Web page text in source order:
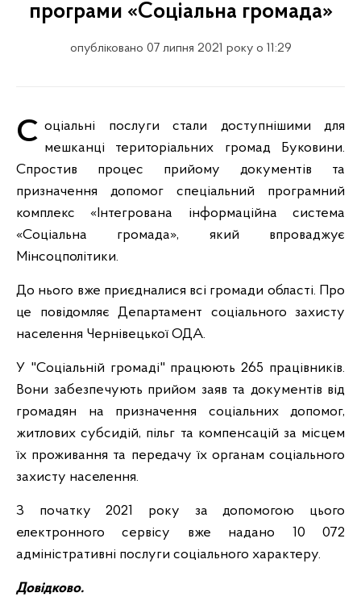
програми «Соціальна громада»
опубліковано 07 липня 2021 року о 11:29
Соціальні послуги стали доступнішими для мешканці територіальних громад Буковини.
Спростив процес прийому документів та
призначення допомог спеціальний програмний
комплекс «Інтегрована інформаційна система
«Соціальна громада», який впроваджує
Мінсоцполітики.
До нього вже приєдналися всі громади області. Про
це повідомляє Департамент соціального захисту
населення Чернівецької ОДА.
У "Соціальній громаді" працюють 265 працівників.
Вони забезпечують прийом заяв та документів від
громадян на призначення соціальних допомог,
житлових субсидій, пільг та компенсацій за місцем
їх проживання та передачу їх органам соціального
захисту населення.
З початку 2021 року за допомогою цього
електронного сервісу вже надано 10 072
адміністративні послуги соціального характеру.
Довідково.